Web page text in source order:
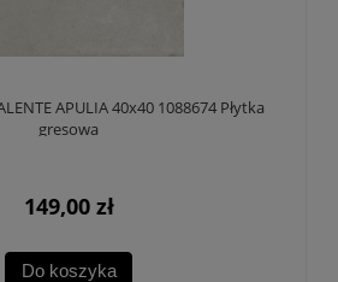
APULIA 40x40 1088674 Płytka
gresowa
149,00 zł
Do koszyka